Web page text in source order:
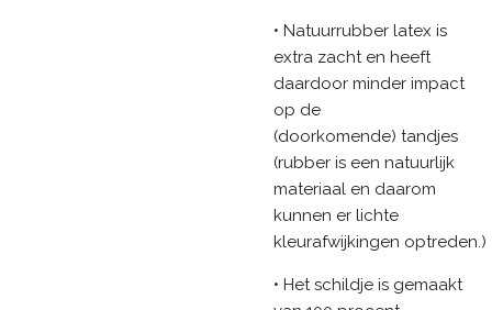
• Natuurrubber latex is
extra zacht en heeft
daardoor minder impact
op de
(doorkomende) tandjes
(rubber is een natuurlijk
materiaal en daarom
kunnen er lichte
kleurafwijkingen optreden.)
• Het schildje is gemaakt